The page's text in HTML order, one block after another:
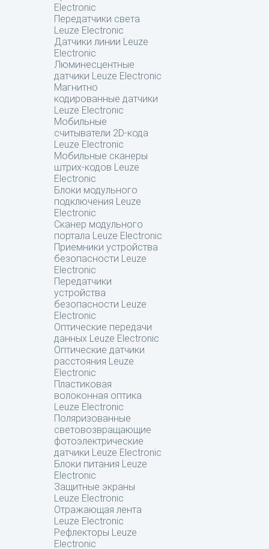
Electronic
Передатчики света
Leuze Electronic
Датчики линии Leuze
Electronic
Люминесцентные
датчики Leuze Electronic
Магнитно
кодированные датчики
Leuze Electronic
Мобильные
считыватели 2D-кода
Leuze Electronic
Мобильные сканеры
штрих-кодов Leuze
Electronic
Блоки модульного
подключения Leuze
Electronic
Сканер модульного
портала Leuze Electronic
Приемники устройства
безопасности Leuze
Electronic
Передатчики
устройства
безопасности Leuze
Electronic
Оптические передачи
данных Leuze Electronic
Оптические датчики
расстояния Leuze
Electronic
Пластиковая
волоконная оптика
Leuze Electronic
Поляризованные
световозвращающие
фотоэлектрические
датчики Leuze Electronic
Блоки питания Leuze
Electronic
Защитные экраны
Leuze Electronic
Отражающая лента
Leuze Electronic
Рефлекторы Leuze
Electronic